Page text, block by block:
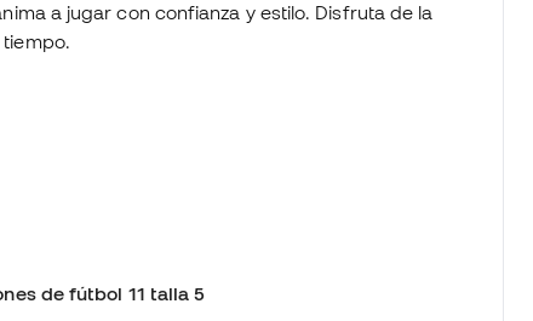
a jugar con confianza y estilo. Disfruta de la
de fútbol 11 talla 5